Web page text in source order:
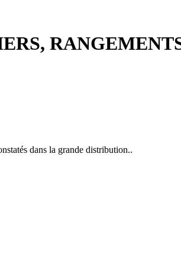
dans la grande distribution..